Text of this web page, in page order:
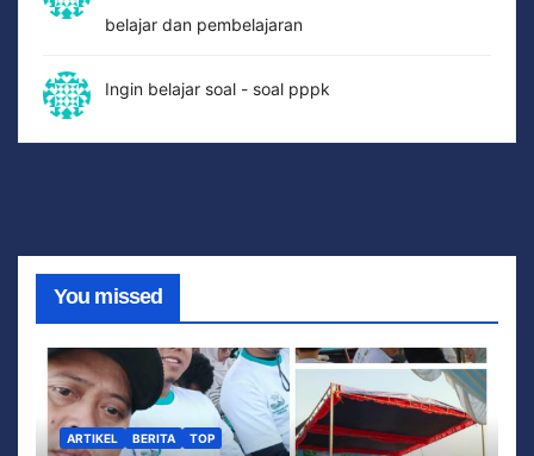
belajar dan pembelajaran
Ingin belajar soal - soal pppk
You missed
ARTIKEL BERITA TOP